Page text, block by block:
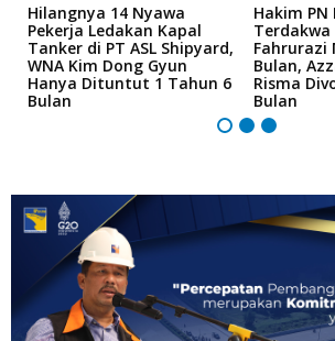
Hilangnya 14 Nyawa
Pekerja Ledakan Kapal
Tanker di PT ASL Shipyard,
WNA Kim Dong Gyun
Hanya Dituntut 1 Tahun 6
Bulan
Hakim
Terdakwa
Fahrurazi
Bulan,
Risma
Bulan